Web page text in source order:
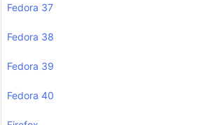
Fedora 37
Fedora 38
Fedora 39
Fedora 40